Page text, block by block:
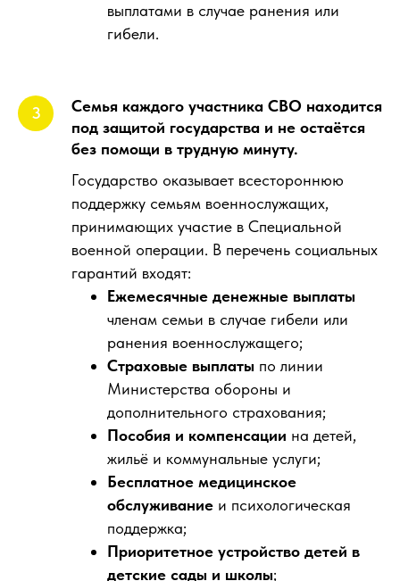
выплатами в случае ранения или
гибели.
Семья каждого участника СВО находится
под защитой государства и не остаётся
без помощи в трудную минуту.
Государство оказывает всестороннюю
поддержку семьям военнослужащих,
принимающих участие в Специальной
военной операции. В перечень социальных
гарантий входят:
Ежемесячные денежные выплаты
членам семьи в случае гибели или
ранения военнослужащего;
Страховые выплаты по линии
Министерства обороны и
дополнительного страхования;
Пособия и компенсации на детей,
жильё и коммунальные услуги;
Бесплатное медицинское
обслуживание и психологическая
поддержка;
Приоритетное устройство детей в
детские сады и школы;